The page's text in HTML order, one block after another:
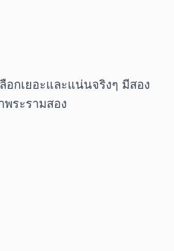
อกเยอะและแน่นจริงๆ มีสอง
ระรามสอง